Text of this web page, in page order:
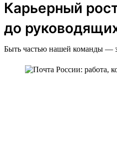
Карьерный
до
Быть частью нашей команды —